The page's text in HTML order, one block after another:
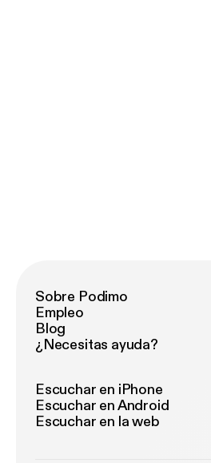
Sobre Podimo
Empleo
Blog
¿Necesitas ayuda?
Escuchar en iPhone
Escuchar en Android
Escuchar en la web